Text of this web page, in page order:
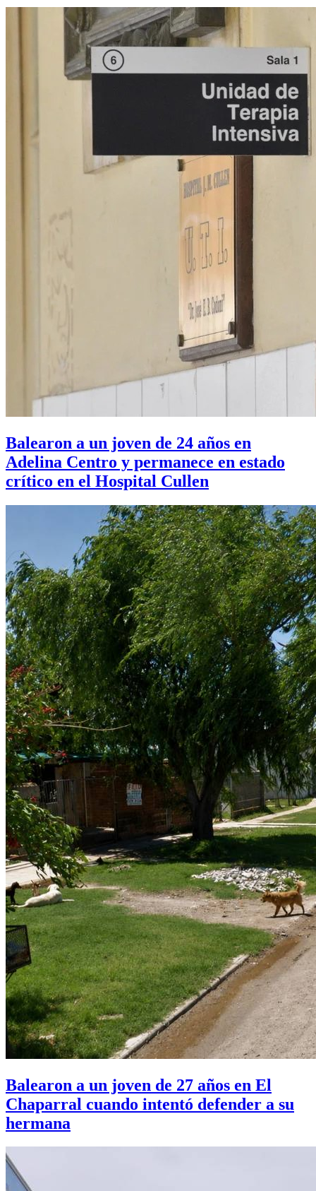
Balearon a un joven de 24 años en
Adelina Centro y permanece en estado
crítico en el Hospital Cullen
Balearon a un joven de 27 años en El
Chaparral cuando intentó defender a su
hermana